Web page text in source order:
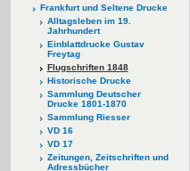
Frankfurt und Seltene Drucke
Alltagsleben im 19.
Jahrhundert
Einblattdrucke Gustav
Freytag
Flugschriften 1848
Historische Drucke
Sammlung Deutscher
Drucke 1801-1870
Sammlung Riesser
VD 16
VD 17
Zeitungen, Zeitschriften und
Adressbücher